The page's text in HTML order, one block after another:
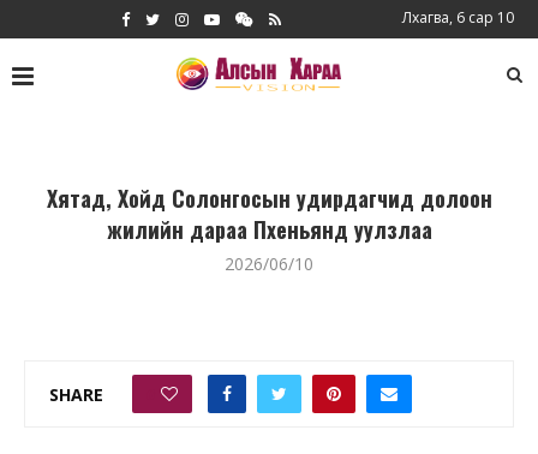
Лхагва, 6 сар 10
Хятад, Хойд Солонгосын удирдагчид долоон
жилийн дараа Пхеньянд уулзлаа
2026/06/10
SHARE